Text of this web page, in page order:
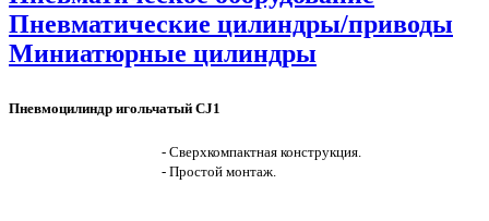
Пневматические цилиндры/приводы
Миниатюрные цилиндры
Пневмоцилиндр игольчатый CJ1
- Сверхкомпактная конструкция.
- Простой монтаж.